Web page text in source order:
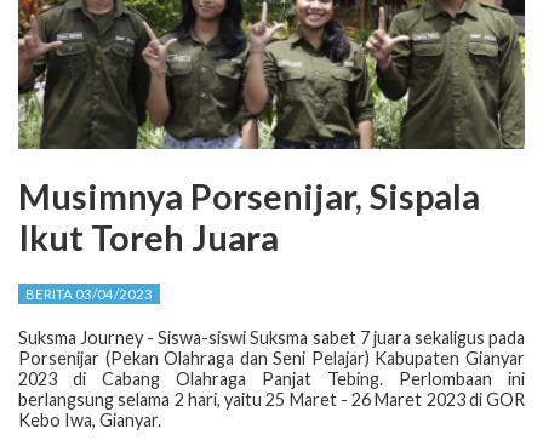
Musimnya Porsenijar, Sispala
Ikut Toreh Juara
BERITA 03/04/2023
Suksma Journey - Siswa-siswi Suksma sabet 7 juara sekaligus pada
Porsenijar (Pekan Olahraga dan Seni Pelajar) Kabupaten Gianyar
2023 di Cabang Olahraga Panjat Tebing. Perlombaan ini
berlangsung selama 2 hari, yaitu 25 Maret - 26 Maret 2023 di GOR
Kebo Iwa, Gianyar.